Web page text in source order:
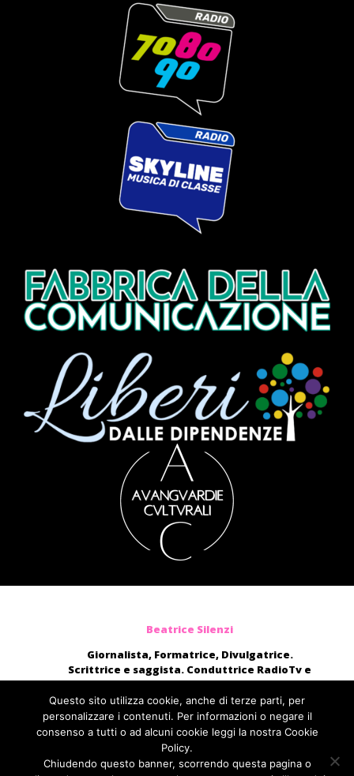
Beatrice Silenzi
Giornalista, Formatrice, Divulgatrice.
Scrittrice e saggista. Conduttrice RadioTv e
blogger.
Moderatrice, presentatrice di eventi, voce di
audiolibri e campagne pubblicitarie nazionali.
direttamente@beatricesilenzi.it
ufficiostampa@fcom.it
Fabbrica della Comunicazione
Questo sito utilizza cookie, anche di terze parti, per
personalizzare i contenuti. Per informazioni o negare il
consenso a tutti o ad alcuni cookie leggi la nostra Cookie
Policy.
Chiudendo questo banner, scorrendo questa pagina o